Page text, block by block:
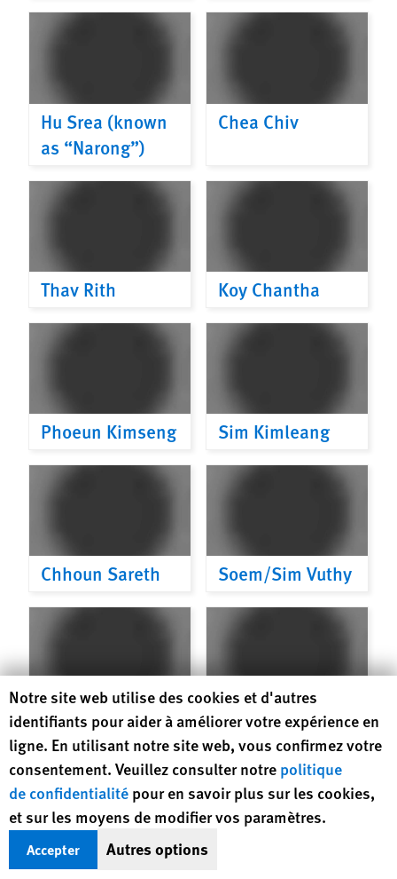
Hu Srea (known
as “Narong”)
Chea Chiv
Thav Rith Koy Chantha
Phoeun Kimseng Sim Kimleang
Chhoun Sareth Soem/Sim Vuthy
Ros Bunthan Huot Chenda
Leang Bunthorn
Human Rights Watch cookie preferences
Notre site web utilise des cookies et d'autres
identifiants pour aider à améliorer votre expérience en
ligne. En utilisant notre site web, vous confirmez votre
consentement. Veuillez consulter notre politique
de confidentialité pour en savoir plus sur les cookies,
et sur les moyens de modifier vos paramètres.
Accepter Autres options